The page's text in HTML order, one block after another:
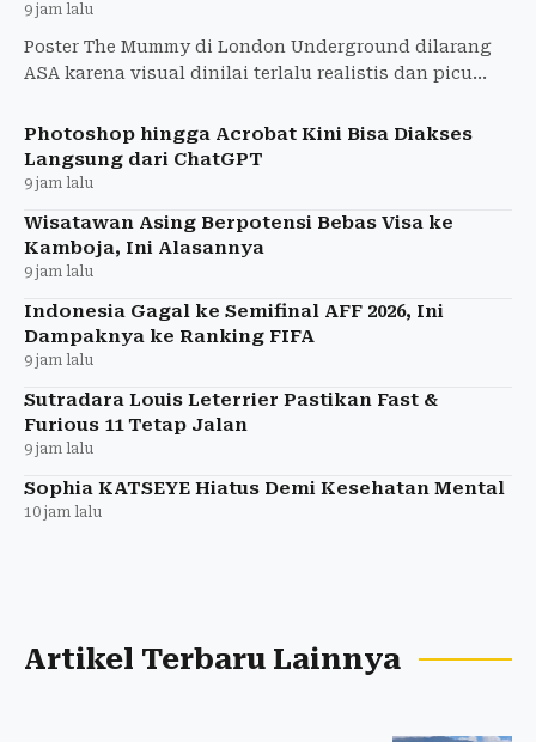
9 jam lalu
Poster The Mummy di London Underground dilarang
ASA karena visual dinilai terlalu realistis dan picu
tarik iklan
Photoshop hingga Acrobat Kini Bisa Diakses
Langsung dari ChatGPT
9 jam lalu
Wisatawan Asing Berpotensi Bebas Visa ke
Kamboja, Ini Alasannya
9 jam lalu
Indonesia Gagal ke Semifinal AFF 2026, Ini
Dampaknya ke Ranking FIFA
9 jam lalu
Sutradara Louis Leterrier Pastikan Fast &
Furious 11 Tetap Jalan
9 jam lalu
Sophia KATSEYE Hiatus Demi Kesehatan Mental
10 jam lalu
Artikel Terbaru Lainnya